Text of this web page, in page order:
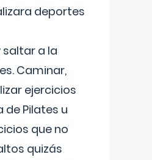
deportes
a la
Caminar,
ejercicios
de Pilates u
que no
quizás